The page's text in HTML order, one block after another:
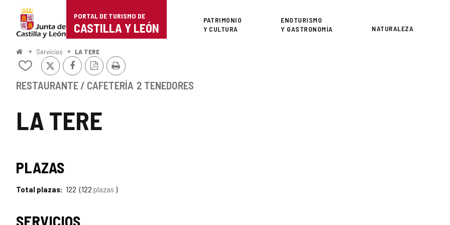
Portal
de
Turismo
Castilla
León
PORTAL DE TURISMO DE
CASTILLA Y LEÓN
Superior
PATRIMONIO
Y CULTURA
ENOTURISMO
Y GASTRONOMÍA
NATURALEZA
InicioServicios LA TERE
LA TERE
Añadir/quitar
mis
X FacebookVersión
PDF
Imprimir
RESTAURANTE / CAFETERÍA 2 TENEDORES
PLAZAS
Total plazas 122 122 plazas
SERVICIOS